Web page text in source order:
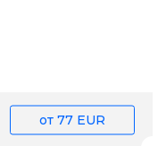
от 77 EUR